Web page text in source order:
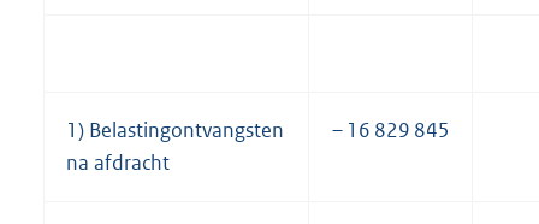
1) Belastingontvangsten
na afdracht
– 16 829 845